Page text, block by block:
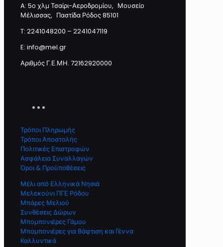
A: 5ο χλμ Τσαίρι-Αεροδρομίου, Μουσείο
Μέλισσας, Παστίδα Ρόδος 85101
T: 2241048200 – 2241047119
E: info@mel.gr
Αριθμός Γ.Ε.ΜΗ. 72162920000
Τρόποι Πληρωμής
Τρόποι Αποστολής
Πολιτικές Επιστροφών
Ασφάλεια Συναλλαγών
Όροι & Προϋποθέσεις
Μέλι από Ελληνικά Νησιά
Μελεκούνι ΠΓΕ Ρόδου
Μπάρες Μελιού
Συνθέσεις Δώρων
Μπομπονιέρες Γάμου
Μπομπονιέρες για Βάφτιση και Γέννα
Καλλυντικά